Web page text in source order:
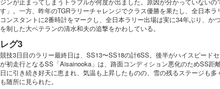
す」。一方、昨年のTGRラリーチャレンジでクラス優勝を果たし、全日本
コンスタントに2番時計をマークし、全日本ラリー出場は実に34年ぶり、か
を制した大ベテランの清水和夫の追撃をかわしている。
レグ3
競技3日目のラリー最終日は、SS13〜SS18の計6SS。後半がハイスピード
が初走行となるSS「Aisainooka」は、路面コンディション悪化のためSS距
日に引き続き好天に恵まれ、気温も上昇したものの、雪の残るステージも
も随所に見られた。